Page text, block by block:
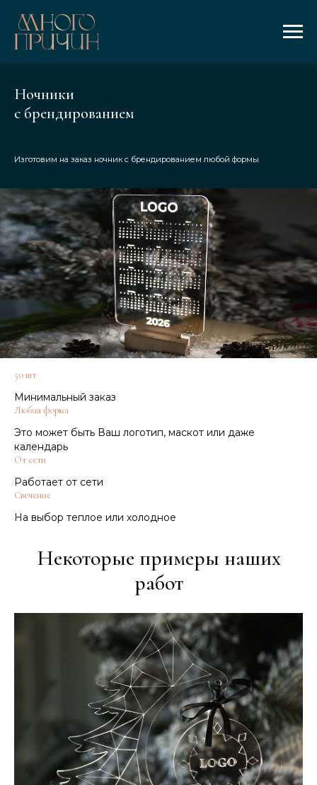
Ночники
с брендированием
Изготовим на заказ ночник с брендированием любой формы
50 шт
Минимальный заказ
Любая форма
Это может быть Ваш логотип, маскот или даже
календарь
От сети
Работает от сети
Свечение
На выбор теплое или холодное
Некоторые примеры наших
работ